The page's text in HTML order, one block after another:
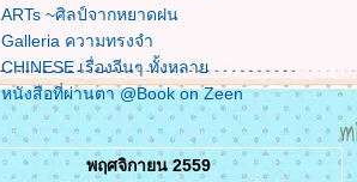
ARTs ~ศิลป์จากหยาดฝน
Galleria ความทรงจำ
CHINESE เรื่องจีนๆ ทั้งหลา
หนังสือที่ผ่านตา @Book on Zeen
พฤศจิกายน 2559